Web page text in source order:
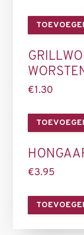
€1.30
€3.95